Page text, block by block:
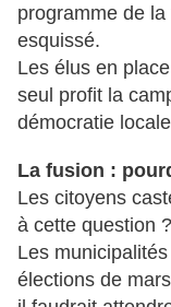
programme de
esquissé.
Les élus en
seul profit la
démocratie
La fusion :
Les citoyens
à cette question ?
Les
élections de